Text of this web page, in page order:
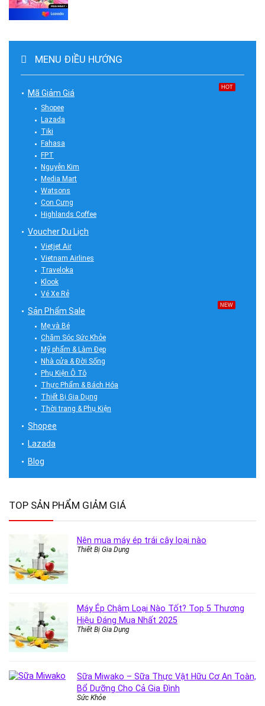
MENU ĐIỀU HƯỚNG
Mã Giảm Giá
HOT
Shopee
Lazada
Tiki
Fahasa
FPT
Nguyễn Kim
Media Mart
Watsons
Con Cưng
Highlands Coffee
Voucher Du Lịch
Vietjet Air
Vietnam Airlines
Traveloka
Klook
Vé Xe Rẻ
Sản Phẩm Sale
NEW
Mẹ và Bé
Chăm Sóc Sức Khỏe
Mỹ phẩm & Làm Đẹp
Nhà cửa & Đời Sống
Phụ Kiện Ô Tô
Thực Phẩm & Bách Hóa
Thiết Bị Gia Dụng
Thời trang & Phụ Kiện
Shopee
Lazada
Blog
TOP SẢN PHẨM GIẢM GIÁ
Nên mua máy ép trái cây loại nào
Thiết Bị Gia Dụng
Máy Ép Chậm Loại Nào Tốt? Top 5 Thương
Hiệu Đáng Mua Nhất 2025
Thiết Bị Gia Dụng
Sữa Miwako – Sữa Thực Vật Hữu Cơ An Toàn,
Bổ Dưỡng Cho Cả Gia Đình
Sức Khỏe